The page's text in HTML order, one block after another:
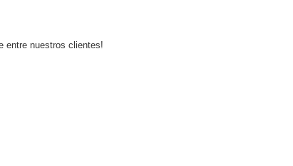
entre nuestros clientes!